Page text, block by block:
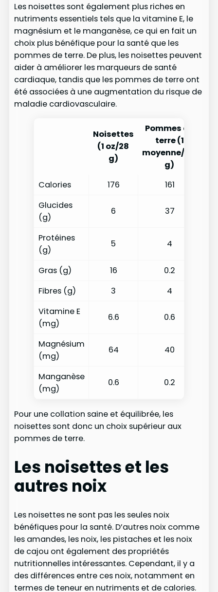
Les noisettes sont également plus riches en
nutriments essentiels tels que la vitamine E, le
magnésium et le manganèse, ce qui en fait un
choix plus bénéfique pour la santé que les
pommes de terre. De plus, les noisettes peuvent
aider à améliorer les marqueurs de santé
cardiaque, tandis que les pommes de terre ont
été associées à une augmentation du risque de
maladie cardiovasculaire.
Noisettes
(1 oz/28
g)
Pommes de
terre (1
moyenne/173
g)
Calories
176
161
Glucides
(g)
6 37
Protéines
(g)
5 4
Gras (g) 16
0.2
Fibres (g)
3
4
Vitamine E
(mg)
6.6 0.6
Magnésium
(mg)
64 40
Manganèse
(mg)
0.6 0.2
Pour une collation saine et équilibrée, les
noisettes sont donc un choix supérieur aux
pommes de terre.
Les noisettes et les
autres noix
Les noisettes ne sont pas les seules noix
bénéfiques pour la santé. D’autres noix comme
les amandes, les noix, les pistaches et les noix
de cajou ont également des propriétés
nutritionnelles intéressantes. Cependant, il y a
des différences entre ces noix, notamment en
termes de teneur en nutriments et de calories.